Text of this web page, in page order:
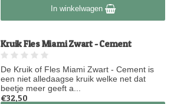
Op voorraadIn winkelwagen
Kruik Fles Miami Zwart - Cement
De Kruik of Fles Miami Zwart - Cement is
een niet alledaagse kruik welke net dat
beetje meer geeft a...
€32,50